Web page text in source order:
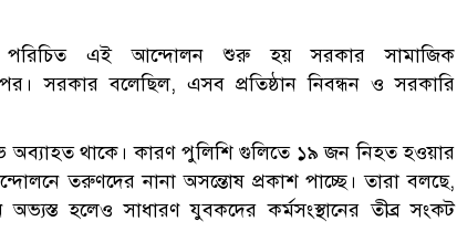
পরিচিত এই আন্দোলন শুরু হয় সরকার সামাজিক
সরকার বলেছিল, এসব প্রতিষ্ঠান নিবন্ধন ও সরকারি
অব্যাহত থাকে। কারণ পুলিশি গুলিতে ১৯ জন নিহত হওয়ার
তরুণদের নানা অসন্তোষ প্রকাশ পাচ্ছে। তারা বলছে,
অভ্যস্ত হলেও সাধারণ যুবকদের কর্মসংস্থানের তীব্র সংকট